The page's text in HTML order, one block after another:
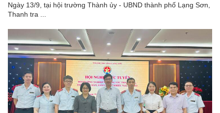
Ngày 13/9, tại hội trường Thành ủy - UBND thành phố Lạng Sơn,
Thanh tra ...